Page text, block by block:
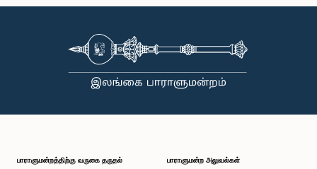
கௌரவ திலிப் வெதஆரச்சி, பா.உ.
பாராளுமன்றத்திற்கு வருகை தருதல் பாராளுமன்ற அலுவல்கள்